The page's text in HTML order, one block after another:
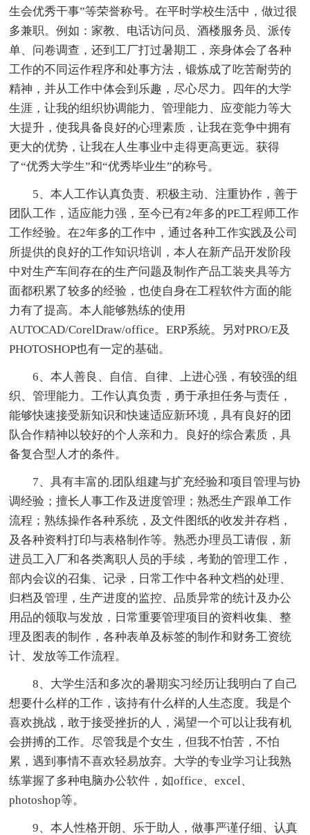
生会优秀干事”等荣誉称号。在平时学校生活中，做过很
多兼职。例如：家教、电话访问员、酒楼服务员、派传
单、问卷调查，还到工厂打过暑期工，亲身体会了各种
工作的不同运作程序和处事方法，锻炼成了吃苦耐劳的
精神，并从工作中体会到乐趣，尽心尽力。四年的大学
生涯，让我的组织协调能力、管理能力、应变能力等大
大提升，使我具备良好的心理素质，让我在竞争中拥有
更大的优势，让我在人生事业中走得更高更远。获得
了“优秀大学生”和“优秀毕业生”的称号。
5、本人工作认真负责、积极主动、注重协作，善于
团队工作，适应能力强，至今已有2年多的PE工程师工作
工作经验。在2年多的工作中，通过各种工作实践及公司
所提供的良好的工作知识培训，本人在新产品开发阶段
中对生产车间存在的生产问题及制作产品工装夹具等方
面都积累了较多的经验，也使自身在工程软件方面的能
力有了提高。本人能够熟练的使用
AUTOCAD/CorelDraw/office。ERP系統。另对PRO/E及
PHOTOSHOP也有一定的基础。
6、本人善良、自信、自律、上进心强，有较强的组
织、管理能力。工作认真负责，勇于承担任务与责任，
能够快速接受新知识和快速适应新环境，具有良好的团
队合作精神以较好的个人亲和力。良好的综合素质，具
备复合型人才的条件。
7、具有丰富的.团队组建与扩充经验和项目管理与协
调经验；擅长人事工作及进度管理；熟悉生产跟单工作
流程；熟练操作各种系统，及文件图纸的收发并存档，
及各种资料打印与表格制作等。熟悉办理员工请假，新
进员工入厂和各类离职人员的手续，考勤的管理工作，
部内会议的召集、记录，日常工作中各种文档的处理、
归档及管理，生产进度的监控、品质异常的统计及办公
用品的领取与发放，日常重要管理项目的资料收集、整
理及图表的制作，各种表单及标签的制作和财务工资统
计、发放等工作流程。
8、大学生活和多次的暑期实习经历让我明白了自己
想要什么样的工作，该持有什么样的人生态度。我是个
喜欢挑战，敢于接受挫折的人，渴望一个可以让我有机
会拼搏的工作。尽管我是个女生，但我不怕苦，不怕
累，遇到事情不喜欢轻易放弃。大学的专业学习让我熟
练掌握了多种电脑办公软件，如office、excel、
photoshop等。
9、本人性格开朗、乐于助人，做事严谨仔细、认真